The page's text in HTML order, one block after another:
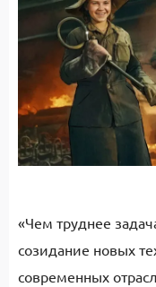
«Чем труднее
созидание новых
современных